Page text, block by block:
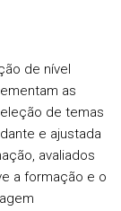
de nível
as
de temas
e ajustada
avaliados
a formação e o